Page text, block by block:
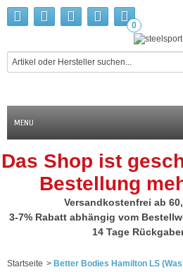
0
MENU
Das Shop ist
Bestellung
Versandkostenfrei ab
3-7% Rabatt abhängig vom
14 Tage
Startseite > Better Bodies Hamilton LS